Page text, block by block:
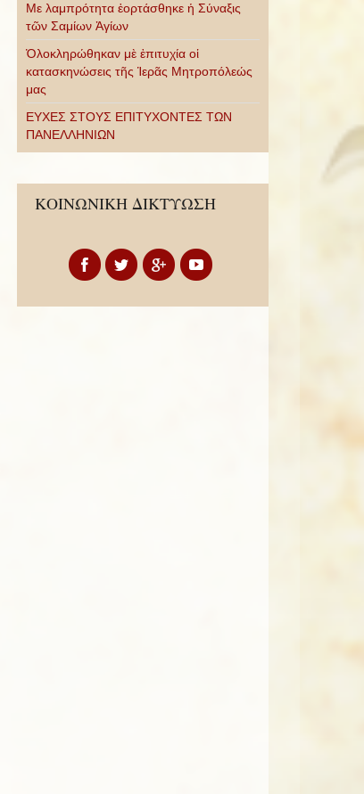
Με λαμπρότητα ἑορτάσθηκε ἡ Σύναξις
τῶν Σαμίων Ἁγίων
Ὁλοκληρώθηκαν μὲ ἐπιτυχία οἱ
κατασκηνώσεις τῆς Ἱερᾶς Μητροπόλεώς
μας
ΕΥΧΕΣ ΣΤΟΥΣ ΕΠΙΤΥΧΟΝΤΕΣ ΤΩΝ
ΠΑΝΕΛΛΗΝΙΩΝ
ΚΟΙΝΩΝΙΚΗ ΔΙΚΤΥΩΣΗ